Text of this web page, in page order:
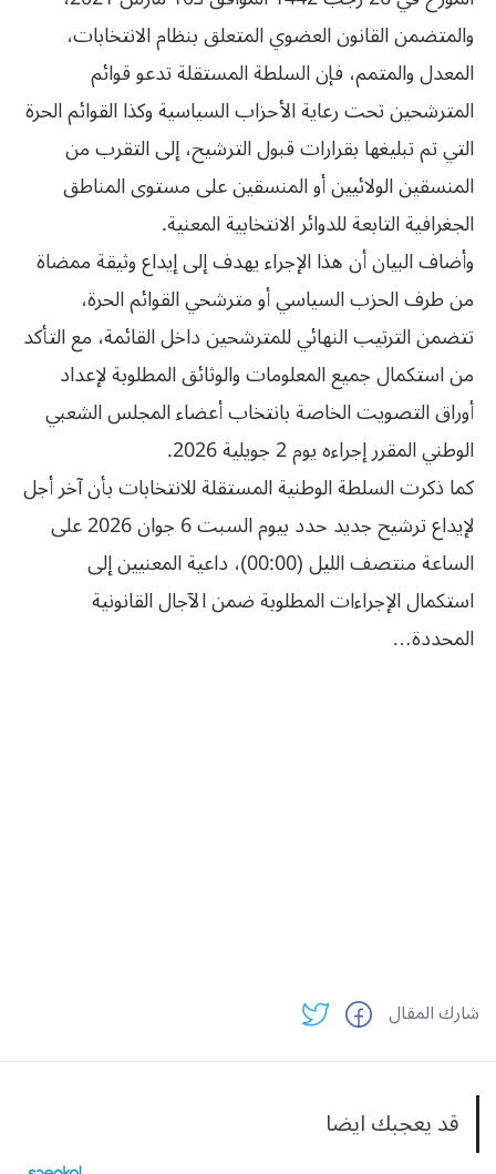
والمتضمن القانون العضوي المتعلق بنظام الانتخابات،
المعدل والمتمم، فإن السلطة المستقلة تدعو قوائم
المترشحين تحت رعاية الأحزاب السياسية وكذا القوائم الحرة
التي تم تبليغها بقرارات قبول الترشيح، إلى التقرب من
المنسقين الولائيين أو المنسقين على مستوى المناطق
الجغرافية التابعة للدوائر الانتخابية المعنية.
وأضاف البيان أن هذا الإجراء يهدف إلى إيداع وثيقة ممضاة
من طرف الحزب السياسي أو مترشحي القوائم الحرة،
تتضمن الترتيب النهائي للمترشحين داخل القائمة، مع التأكد
من استكمال جميع المعلومات والوثائق المطلوبة لإعداد
أوراق التصويت الخاصة بانتخاب أعضاء المجلس الشعبي
الوطني المقرر إجراءه يوم 2 جويلية 2026.
كما ذكرت السلطة الوطنية المستقلة للانتخابات بأن آخر أجل
لإيداع ترشيح جديد حدد بيوم السبت 6 جوان 2026 على
الساعة منتصف الليل (00:00)، داعية المعنيين إلى
استكمال الإجراءات المطلوبة ضمن الآجال القانونية
المحددة…
شارك المقال
قد يعجبك ايضا